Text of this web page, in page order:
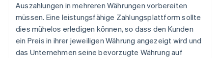
Auszahlungen in mehreren Währungen vorbereiten
müssen. Eine leistungsfähige Zahlungsplattform sollte
dies mühelos erledigen können, so dass den Kunden
ein Preis in ihrer jeweiligen Währung angezeigt wird und
das Unternehmen seine bevorzugte Währung auf